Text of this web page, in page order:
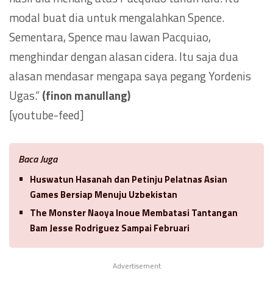
modal buat dia untuk mengalahkan Spence.
Sementara, Spence mau lawan Pacquiao,
menghindar dengan alasan cidera. Itu saja dua
alasan mendasar mengapa saya pegang Yordenis
Ugas.”(finon manullang)
[youtube-feed]
Baca Juga
Huswatun Hasanah dan Petinju Pelatnas Asian
Games Bersiap Menuju Uzbekistan
The Monster Naoya Inoue Membatasi Tantangan
Bam Jesse Rodriguez Sampai Februari
Advertisement